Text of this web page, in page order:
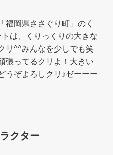
福岡県ささぐり町」のく
は、くりっくりの大きな
リ^^みんなを少しでも笑
張ってるクリよ！大きい
うぞよろしクリ♪ゼーーー
クター